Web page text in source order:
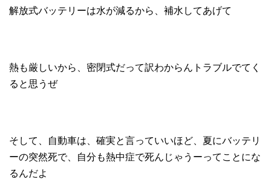
解放式バッテリーは水が減るから、補水してあげて
熱も厳しいから、密閉式だって訳わからんトラブルでてく
ると思うぜ
そして、自動車は、確実と言っていいほど、夏にバッテリ
ーの突然死で、自分も熱中症で死んじゃうーってことにな
るんだよ